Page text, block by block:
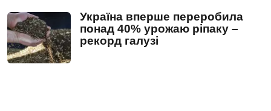
Україна вперше переробила
понад 40% урожаю ріпаку –
рекорд галузі